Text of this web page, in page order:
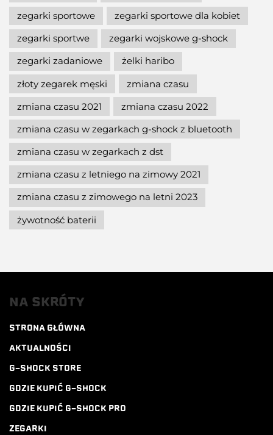
zegarki sportowe
zegarki sportowe dla kobiet
zegarki sportwe
zegarki wojskowe g-shock
zegarki zadaniowe
żelki haribo
złoty zegarek męski
zmiana czasu
zmiana czasu 2021
zmiana czasu 2022
zmiana czasu w zegarkach g-shock z bluetooth
zmiana czasu w zegarkach z dst
zmiana czasu z letniego na zimowy 2021
zmiana czasu z zimowego na letni 2023
żywotność baterii
NA SKRÓTY
STRONA GŁÓWNA
AKTUALNOŚCI
G-SHOCK STORE
GDZIE KUPIĆ G-SHOCK
GDZIE KUPIĆ G-SHOCK PRO
ZEGARKI